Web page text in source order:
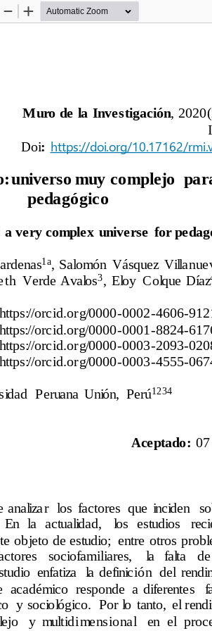
Zoom
Zoom
Muro de la Investigación 20
Doi: https://doi.org/10.17162/
universo muy complejo
pedagógico
very complex  universe for
1a, Salomón  Vásquez
Verde Avalos3 ,  Eloy  Colque  Díaz
https://orcid.org/0000-0002-4606-
orcid.org/0000-0001-8824-
https://orcid.org/0000-0003-2093-
https://orcid.org/0000-0003-4555-
Peruana  Unión,  Perú1234
Aceptado: 07
los  factores  que  inciden
En  la  actualidad,   los  estudios
e objeto de estudio;  entre  otros
sociofamiliares,    la   falta
enfatiza  la  definición  del
académico  responde  a  diferentes
y sociológico.  Por lo  tanto,  el
y  multidimensional   en  el